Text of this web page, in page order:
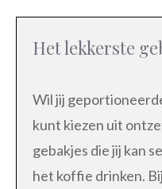
Het lekkerste
Wil jij
kunt kiezen uit
gebakjes die jij kan
het koffie drinken.